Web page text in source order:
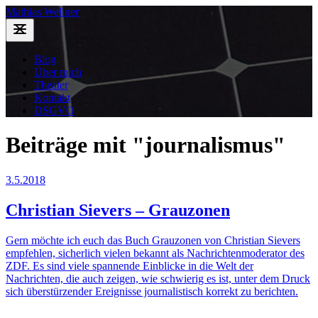
Mathias Wellner
Blog
Über mich
Theater
Kontakt
DSGVO
Beiträge mit "journalismus"
3.5.2018
Christian Sievers – Grauzonen
Gern möchte ich euch das Buch Grauzonen von Christian Sievers
empfehlen, sicherlich vielen bekannt als Nachrichtenmoderator des
ZDF. Es sind viele spannende Einblicke in die Welt der
Nachrichten, die auch zeigen, wie schwierig es ist, unter dem Druck
sich überstürzender Ereignisse journalistisch korrekt zu berichten.